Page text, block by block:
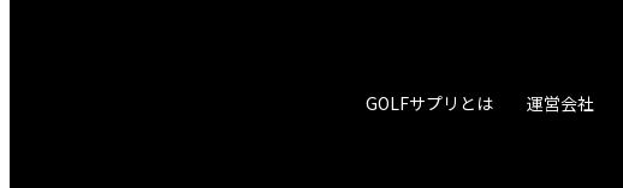
GOLFサプリとは 運営会社